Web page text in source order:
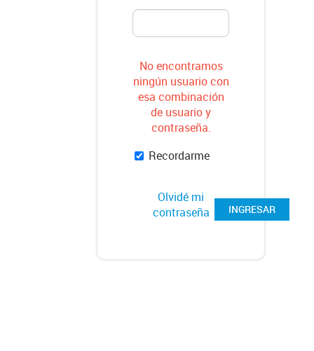
No encontramos
ningún usuario con
esa combinación
de usuario y
contraseña.
Recordarme
Olvidé mi
contraseña
INGRESAR